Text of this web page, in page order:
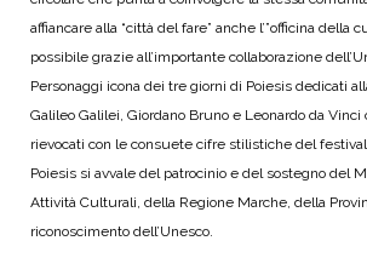
affiancare alla “città del fare” anche l’”officina della
possibile grazie all’importante collaborazione
Personaggi icona dei tre giorni di Poiesis dedicati
Galileo Galilei, Giordano Bruno e Leonardo da Vinci
rievocati con le consuete cifre stilistiche del
Poiesis si avvale del patrocinio e del sostegno del
Attività Culturali, della Regione Marche, della
riconoscimento dell’Unesco.